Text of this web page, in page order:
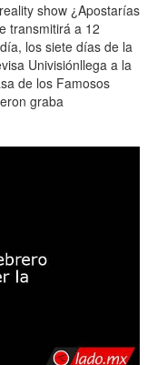
show ¿Apostarías
transmitirá a 12
los siete días de la
Univisiónllega a la
de los Famosos
graba